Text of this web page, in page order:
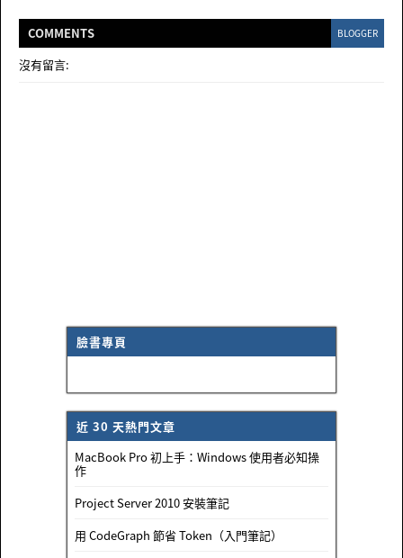
COMMENTS BLOGGER
沒有留言:
臉書專頁
近 30 天熱門文章
MacBook Pro 初上手：Windows 使用者必知操
作
Project Server 2010 安裝筆記
用 CodeGraph 節省 Token（入門筆記）